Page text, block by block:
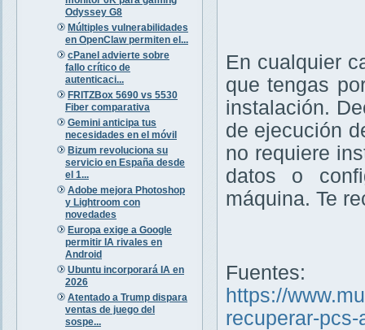
Odyssey G8
Múltiples vulnerabilidades
en OpenClaw permiten el...
cPanel advierte sobre
fallo crítico de
autenticaci...
FRITZBox 5690 vs 5530
Fiber comparativa
Gemini anticipa tus
necesidades en el móvil
Bizum revoluciona su
servicio en España desde
el 1...
Adobe mejora Photoshop
y Lightroom con
novedades
Europa exige a Google
permitir IA rivales en
Android
Ubuntu incorporará IA en
2026
Atentado a Trump dispara
ventas de juego del
sospe...
En cualquier
que tengas
instalación.
de ejecución
no requiere
datos o
máquina. Te
Fuentes:
https://
recuperar-